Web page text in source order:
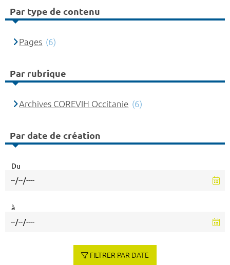
Par type de contenu
Pages (6)
Par rubrique
Archives COREVIH Occitanie (6)
Par date de création
Du
à
FILTRER PAR DATE